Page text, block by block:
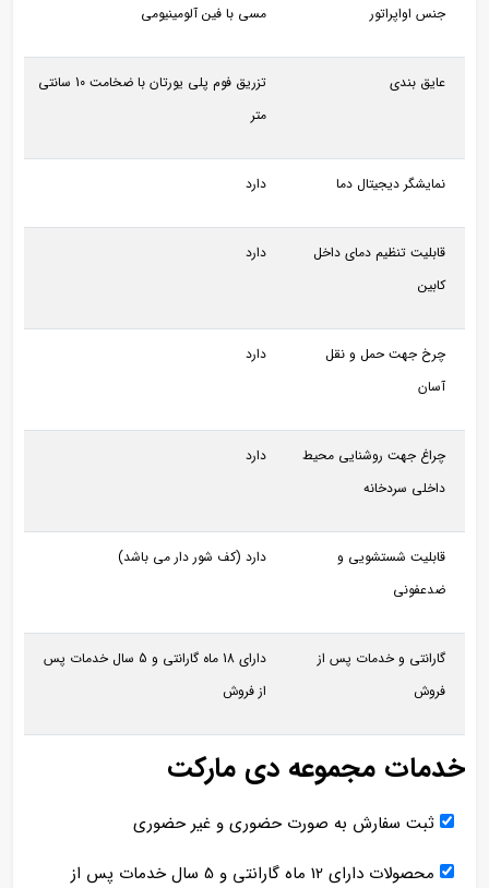
جنس اواپراتور مسی با فین آلومینیومی
عایق بندی
تزریق فوم پلی یورتان با ضخامت 10 سانتی
متر
نمایشگر دیجیتال دما دارد
قابلیت تنظیم دمای داخل
کابین
دارد
چرخ جهت حمل و نقل
آسان
دارد
چراغ جهت روشنایی محیط
داخلی سردخانه
دارد
قابلیت شستشویی و
ضدعفونی
دارد (کف شور دار می باشد)
گارانتی و خدمات پس از
فروش
دارای 18 ماه گارانتی و 5 سال خدمات پس
از فروش
خدمات مجموعه دی مارکت
ثبت سفارش به صورت حضوری و غیر حضوری
محصولات دارای 12 ماه گارانتی و 5 سال خدمات پس از